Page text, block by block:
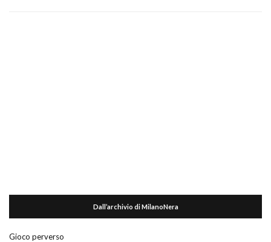
Dall’archivio di MilanoNera
Gioco perverso